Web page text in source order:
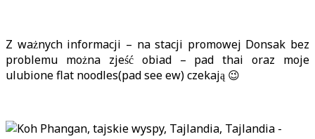
Z ważnych informacji – na stacji promowej Donsak bez
problemu można zjeść obiad – pad thai oraz moje
ulubione flat noodles(pad see ew) czekają 😉